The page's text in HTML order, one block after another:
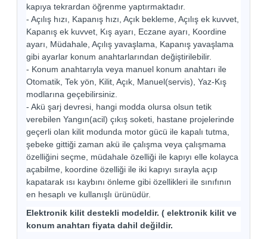
kapıya tekrardan öğrenme yaptırmaktadır.
- Açılış hızı, Kapanış hızı, Açık bekleme, Açılış ek kuvvet,
Kapanış ek kuvvet, Kış ayarı, Eczane ayarı, Koordine
ayarı, Müdahale, Açılış yavaşlama, Kapanış yavaşlama
gibi ayarlar konum anahtarlarından değiştirilebilir.
- Konum anahtarıyla veya manuel konum anahtarı ile
Otomatik, Tek yön, Kilit, Açık, Manuel(servis), Yaz-Kış
modlarına geçebilirsiniz.
- Akü şarj devresi, hangi modda olursa olsun tetik
verebilen Yangın(acil) çıkış soketi, hastane projelerinde
geçerli olan kilit modunda motor gücü ile kapalı tutma,
şebeke gittiği zaman akü ile çalışma veya çalışmama
özelliğini seçme, müdahale özelliği ile kapıyı elle kolayca
açabilme, koordine özelliği ile iki kapıyı sırayla açıp
kapatarak ısı kaybını önleme gibi özellikleri ile sınıfının
en hesaplı ve kullanışlı ürünüdür.
Elektronik kilit destekli modeldir. ( elektronik kilit ve
konum anahtarı fiyata dahil değildir.